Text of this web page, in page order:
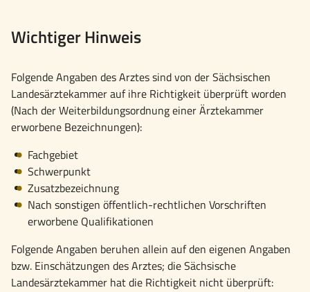
Wichtiger Hinweis
Folgende Angaben des Arztes sind von der Sächsischen
Landesärztekammer auf ihre Richtigkeit überprüft worden
(Nach der Weiterbildungsordnung einer Ärztekammer
erworbene Bezeichnungen):
Fachgebiet
Schwerpunkt
Zusatzbezeichnung
Nach sonstigen öffentlich-rechtlichen Vorschriften
erworbene Qualifikationen
Folgende Angaben beruhen allein auf den eigenen Angaben
bzw. Einschätzungen des Arztes; die Sächsische
Landesärztekammer hat die Richtigkeit nicht überprüft: